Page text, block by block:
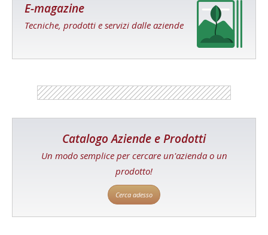
E-magazine
Tecniche, prodotti e servizi dalle aziende
Catalogo Aziende e Prodotti
Un modo semplice per cercare un'azienda o un
prodotto!
Cerca adesso